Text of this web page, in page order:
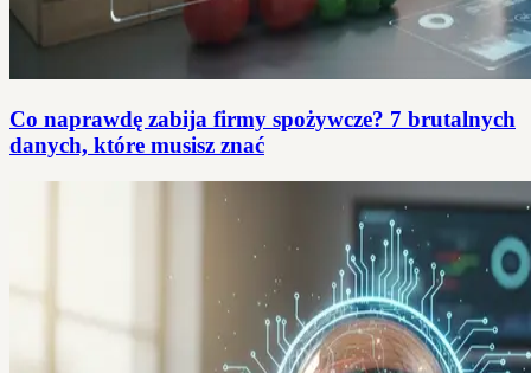
Co naprawdę zabija firmy spożywcze? 7 brutalnych
danych, które musisz znać